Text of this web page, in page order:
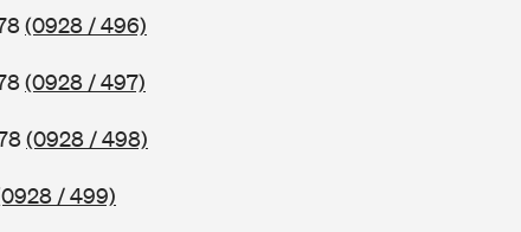
(0928 / 496)
(0928 / 497)
(0928 / 498)
/ 499)